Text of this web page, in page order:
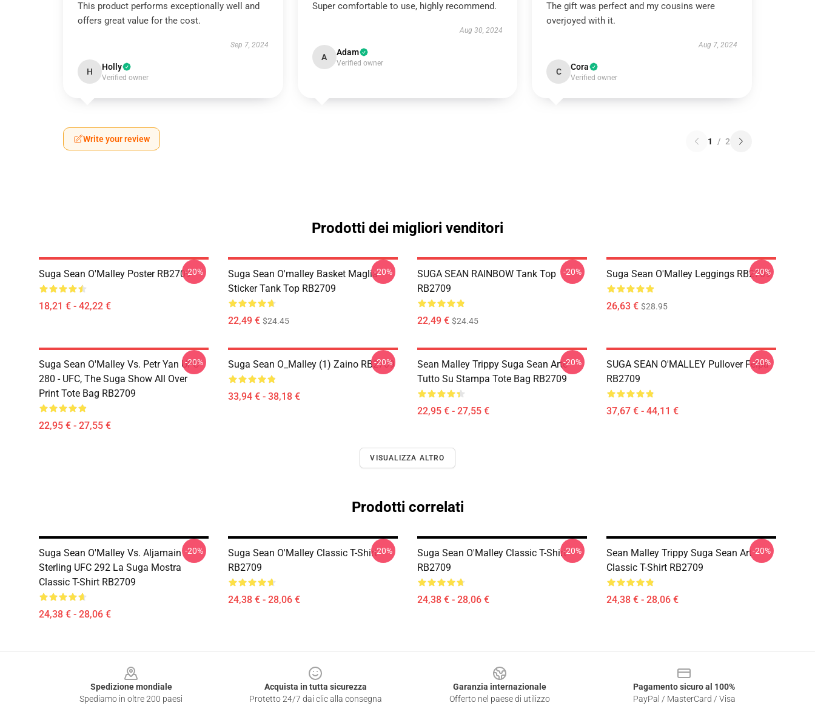
This product performs exceptionally well and
offers great value for the cost.
Sep 7, 2024
H Holly
Verified owner
Super comfortable to use, highly recommend.
Aug 30, 2024
A Adam
Verified owner
The gift was perfect and my cousins were
overjoyed with it.
Aug 7, 2024
C Cora
Verified owner
Write your review 1 / 2
Prodotti dei migliori venditori
Suga Sean O'Malley Poster RB2709
18,21 € - 42,22 €
-20%
Suga Sean O'malley Basket Maglia
Sticker Tank Top RB2709
22,49 € $24.45
-20%
SUGA SEAN RAINBOW Tank Top
RB2709
22,49 € $24.45
-20% Suga Sean O'Malley Leggings RB2709
26,63 € $28.95
-20%
Suga Sean O'Malley Vs. Petr Yan UFC
280 - UFC, The Suga Show All Over
Print Tote Bag RB2709
22,95 € - 27,55 €
-20% Suga Sean O_Malley (1) Zaino RB2709
33,94 € - 38,18 €
-20%
Sean Malley Trippy Suga Sean Arte
Tutto Su Stampa Tote Bag RB2709
22,95 € - 27,55 €
-20%
SUGA SEAN O'MALLEY Pullover Felpa
RB2709
37,67 € - 44,11 €
-20%
VISUALIZZA ALTRO
Prodotti correlati
Suga Sean O'Malley Vs. Aljamain
Sterling UFC 292 La Suga Mostra
Classic T-Shirt RB2709
24,38 € - 28,06 €
-20%
Suga Sean O'Malley Classic T-Shirt
RB2709
24,38 € - 28,06 €
-20%
Suga Sean O'Malley Classic T-Shirt
RB2709
24,38 € - 28,06 €
-20%
Sean Malley Trippy Suga Sean Art
Classic T-Shirt RB2709
24,38 € - 28,06 €
-20%
Spedizione mondiale
Spediamo in oltre 200 paesi
Acquista in tutta sicurezza
Protetto 24/7 dai clic alla consegna
Garanzia internazionale
Offerto nel paese di utilizzo
Pagamento sicuro al 100%
PayPal / MasterCard / Visa